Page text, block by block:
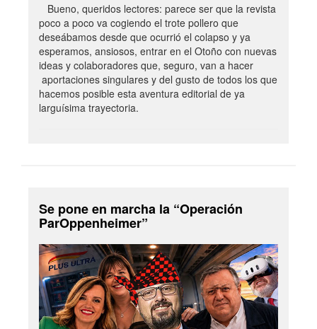
Bueno, queridos lectores: parece ser que la revista
poco a poco va cogiendo el trote pollero que
deseábamos desde que ocurrió el colapso y ya
esperamos, ansiosos, entrar en el Otoño con nuevas
ideas y colaboradores que, seguro, van a hacer
aportaciones singulares y del gusto de todos los que
hacemos posible esta aventura editorial de ya
larguísima trayectoria.
Se pone en marcha la “Operación
ParOppenheimer”